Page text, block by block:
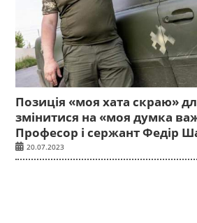
Позиція «моя хата скраю»
змінитися на «моя думка
Професор і сержант Федір
20.07.2023